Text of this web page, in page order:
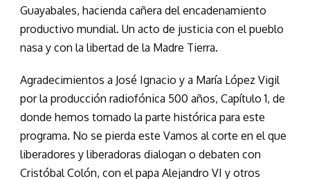
Guayabales, hacienda cañera del encadenamiento
productivo mundial. Un acto de justicia con el pueblo
nasa y con la libertad de la Madre Tierra.
Agradecimientos a José Ignacio y a María López Vigil
por la producción radiofónica 500 años, Capítulo 1, de
donde hemos tomado la parte histórica para este
programa. No se pierda este Vamos al corte en el que
liberadores y liberadoras dialogan o debaten con
Cristóbal Colón, con el papa Alejandro VI y otros